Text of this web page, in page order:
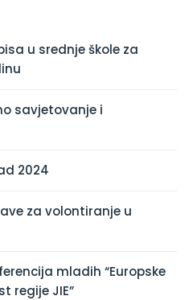
u srednje škole za
savjetovanje i
2024
za volontiranje u
mladih “Europske
regije JIE”